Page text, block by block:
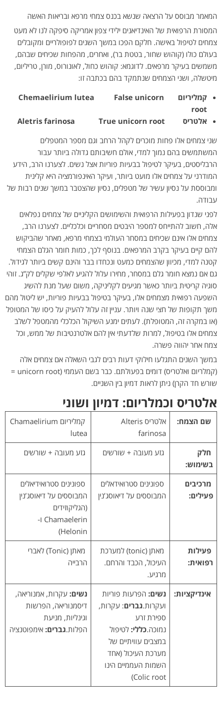
המאמר מבוסס על הרצאה שנשא בכנס צמחי מרפא ובריאות האשה
המסורת הרפואית של האינדיאנים ילידי צפון אמריקה סיפקה לנו לא מעט
צמחים לטיפול באישה. חלקם הפכו במשך השנים לפופולריים ומקובלים
בעולם כולו (קוהוש שחור, בטטת בר), ואחרים, מהפחות שכיחים שבהם,
משמשים בעיקר מרפאים. לדוגמא: קוהוש כחול, לאונורוס, מורן, טריליום,
מיטשלה, ושני הצמחים שנתמקד בהם בכתבה זו:
קמליריום Chemaelirium lutea False unicorn
root
אלטריס Aletris farinosa True unicorn root
שני צמחים אלו פחות מוכרים לקהל הרחב וגם מספר המטפלים
המשתמשים בהם נמוך למדי, אולם חשיבותם גדולה ביותר עבור
הרבליסטים, בעיקר לטיפול בבעיות פוריות אצל נשים. לצערנו הרב, הידע
המודרני על צמחים אלו מועט ביותר, ועיקר האינפורמציה היא קלינית
ומבוססת על נסיון עשיר של מטפלים, נסיון שהצטבר במשך שנים רבות של
עבודה.
לפני שנדון בפעילות הרפואית והשימושים הקליניים של צמחים נפלאים
אלה, חשוב להתייחס למספר היבטים מסחריים וכלכליים. לצערנו הרב,
צמחים אלו אינם שכיחים במסחר העולמי בצמחי מרפא, מאחר שהביקוש
להם קיים בעיקר בקרב המרפאים. בנוסף לכך, כמות חומר הגלם הצמחי
קטנה למדי, מכיוון שהצמחים כמעט ונכחדו בבר והינם קשים ביותר לגידול.
גם אם נמצא חומר גלם במסחר, מחירו עלול להגיע לאלפי שקלים לק”ג. זוהי
סוגיה קריטית ביותר כאשר מגיעים לקליניקה, משום שעל מנת להשיג
השפעה רפואית מצמחים אלו, בעיקר בטיפול בבעיות פוריות, יש ליטול מהם
משך תקופות של חצי שנה ויותר. עניין זה עלול להעיק על כיסו של המטופל
(או במקרה זה, המטופלת). לעתים ימנע השיקול הכלכלי מהמטפל לשלב
צמחים אלו בטיפול, למרות שלדעתי אין להם אלטרנטיבות של ממש, וכל
צמח אחר יהווה פשרה.
במשך השנים התגלעו חילוקי דעות רבים לגבי השאלה אם צמחים אלה
(קמלריום ואלטריס) דומים בפעולתם. כבר בשם העממי (unicorn root =
שורש חד הקרן) ניתן לראות דמיון בין השניים.
אלטריס וכמלריום: דמיון ושוני
שם הצמח:
אלטריס Alteris
farinosa
קמליריום Chamaelirium
lutea
חלק
בשימוש:
גזע מעובה + שורשים גזע מעובה + שורשים
מרכיבים
פעילים:
ספונינים סטרואידאלים
המבוססים על דיאוסג’נין
ספונינים סטרואידיאלים
המבוססים על דיאוסג’נין
(הגליקוזידים
Chamaelerin ו-
Helonin)
פעילות
רפואית:
מאתן (tonic) למערכת
העיכול, הכבד והרחם.
מרגיע.
מאתן (Tonic) לאברי
הרבייה
אינדיקציות: נשים: הפרעות פוריות
ועקרות.גברים: עקרות,
ספירת זרע
נמוכה.כללי: לטיפול
במצבים עוויתיים של
מערכת העיכול (אחד
השמות העממיים הינו
Colic root)
נשים: עקרות, אמנוריאה,
דיסמנוריאה, הפרשות
וגינליות, מניעת
הפלות.גברים: אימפוטנציה